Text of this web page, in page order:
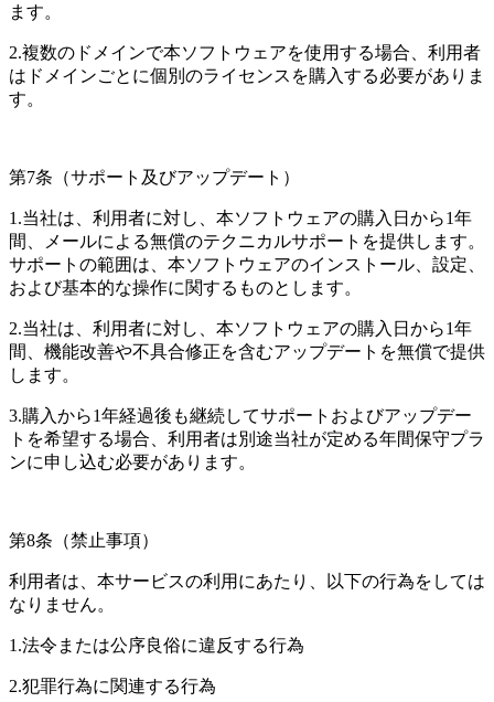
ます。
2.複数のドメインで本ソフトウェアを使用する場合、利用者
はドメインごとに個別のライセンスを購入する必要がありま
す。
第7条（サポート及びアップデート）
1.当社は、利用者に対し、本ソフトウェアの購入日から1年
間、メールによる無償のテクニカルサポートを提供します。
サポートの範囲は、本ソフトウェアのインストール、設定、
および基本的な操作に関するものとします。
2.当社は、利用者に対し、本ソフトウェアの購入日から1年
間、機能改善や不具合修正を含むアップデートを無償で提供
します。
3.購入から1年経過後も継続してサポートおよびアップデー
トを希望する場合、利用者は別途当社が定める年間保守プラ
ンに申し込む必要があります。
第8条（禁止事項）
利用者は、本サービスの利用にあたり、以下の行為をしては
なりません。
1.法令または公序良俗に違反する行為
2.犯罪行為に関連する行為